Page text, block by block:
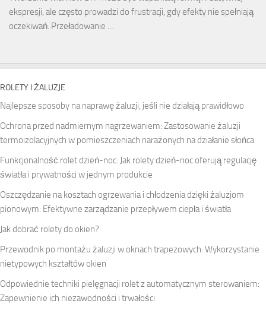
ekspresji, ale często prowadzi do frustracji, gdy efekty nie spełniają
oczekiwań. Przeładowanie …
ROLETY I ŻALUZJE
Najlepsze sposoby na naprawę żaluzji, jeśli nie działają prawidłowo
Ochrona przed nadmiernym nagrzewaniem: Zastosowanie żaluzji
termoizolacyjnych w pomieszczeniach narażonych na działanie słońca
Funkcjonalność rolet dzień-noc: Jak rolety dzień-noc oferują regulację
światła i prywatności w jednym produkcie
Oszczędzanie na kosztach ogrzewania i chłodzenia dzięki żaluzjom
pionowym: Efektywne zarządzanie przepływem ciepła i światła
Jak dobrać rolety do okien?
Przewodnik po montażu żaluzji w oknach trapezowych: Wykorzystanie
nietypowych kształtów okien
Odpowiednie techniki pielęgnacji rolet z automatycznym sterowaniem:
Zapewnienie ich niezawodności i trwałości